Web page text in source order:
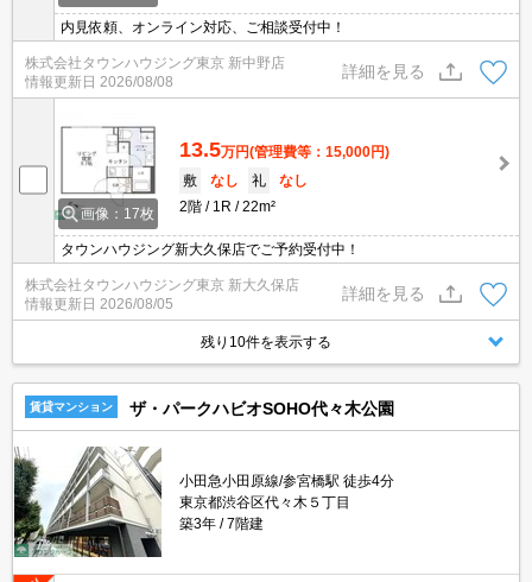
内見依頼、オンライン対応、ご相談受付中！
株式会社タウンハウジング東京 新中野店
情報更新日 2026/08/08
詳細を見る
画像：17枚
13.5万円(管理費等：15,000円)
敷
なし 礼
なし
2階
1R 22m²
タウンハウジング新大久保店でご予約受付中！
株式会社タウンハウジング東京 新大久保店
情報更新日 2026/08/05
詳細を見る
残り10件を表示する
賃貸マンション ザ・パークハビオSOHO代々木公園
小田急小田原線/参宮橋駅 徒歩4分
東京都渋谷区代々木５丁目
築3年
7階建